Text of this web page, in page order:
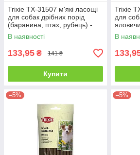
Trixie TX-31507 м'які ласощі
для собак дрібних порід
(баранина, птах, рубець) -
140 г
В наявності
133,95 ₴ 141 ₴
Купити
Trixie
для
В
–5% –5%